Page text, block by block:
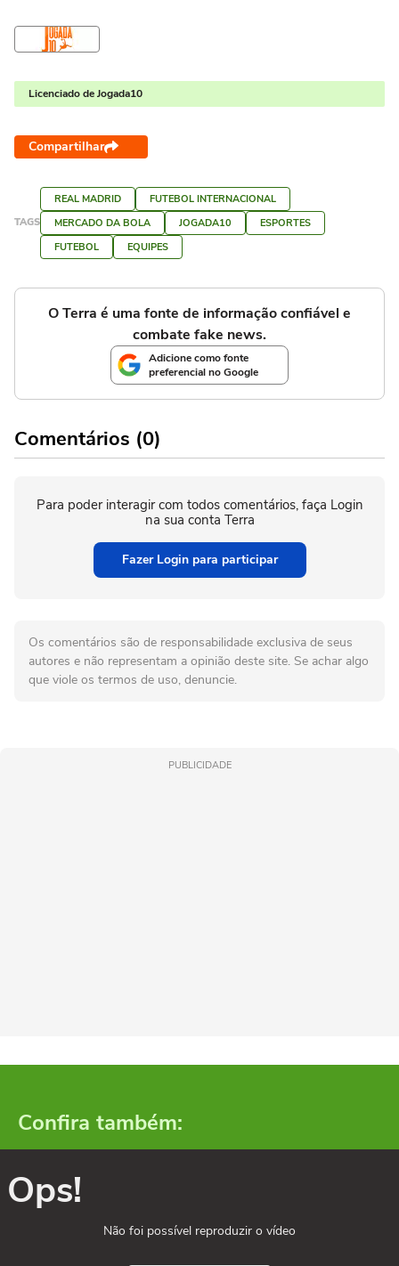
Licenciado de Jogada10
Compartilhar
TAGS
REAL MADRID
FUTEBOL INTERNACIONAL
MERCADO DA BOLA
JOGADA10
ESPORTES
FUTEBOL
EQUIPES
O Terra é uma fonte de informação confiável e
combate fake news.
Adicione como fonte
preferencial no Google
Comentários (0)
Para poder interagir com todos comentários, faça Login
na sua conta Terra
Fazer Login para participar
Os comentários são de responsabilidade exclusiva de seus
autores e não representam a opinião deste site. Se achar algo
que viole os termos de uso, denuncie.
PUBLICIDADE
Confira também:
Ops!
Não foi possível reproduzir o vídeo